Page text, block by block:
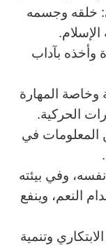
خلقه وجسمه
الإسلام.
وأخذه بآداب
وخاصة المهارة
الحركية.
المعلومات في
وفي بيئته
النعم، وينفع
وتنمية